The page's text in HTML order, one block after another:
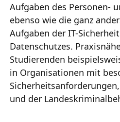
Aufgaben des Personen-
ebenso wie die ganz
Aufgaben der IT-
Datenschutzes.
Studierenden
in Organisationen mit
und der